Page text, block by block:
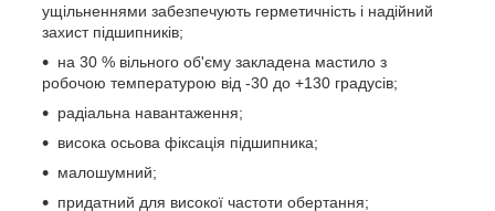
ущільненнями забезпечують герметичність і надійний
захист підшипників;
на 30 % вільного об'єму закладена мастило з
робочою температурою від -30 до +130 градусів;
радіальна навантаження;
висока осьова фіксація підшипника;
малошумний;
придатний для високої частоти обертання;